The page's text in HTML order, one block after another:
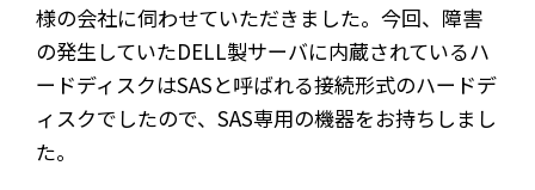
様の会社に伺わせていただきました。今回、障害
の発生していたDELL製サーバに内蔵されているハ
ードディスクはSASと呼ばれる接続形式のハードデ
ィスクでしたので、SAS専用の機器をお持ちしまし
た。